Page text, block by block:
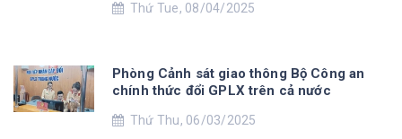
Thứ Tue, 08/04/2025
Phòng Cảnh sát giao thông Bộ Công an
chính thức đổi GPLX trên cả nước
Thứ Thu, 06/03/2025